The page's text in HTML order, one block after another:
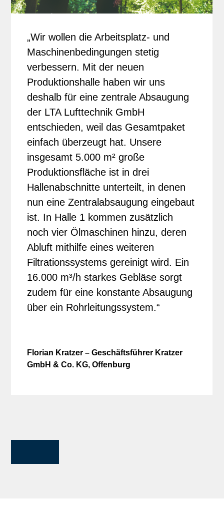
Florian Kratzer – Geschäftsführer Kratzer
GmbH & Co. KG, Offenburg
„Wir wollen die Arbeitsplatz- und
Maschinenbedingungen stetig
verbessern. Mit der neuen
Produktionshalle haben wir uns
deshalb für eine zentrale Absaugung
der LTA Lufttechnik GmbH
entschieden, weil das Gesamtpaket
einfach überzeugt hat. Unsere
insgesamt 5.000 m² große
Produktionsfläche ist in drei
Hallenabschnitte unterteilt, in denen
nun eine Zentralabsaugung eingebaut
ist. In Halle 1 kommen zusätzlich
noch vier Ölmaschinen hinzu, deren
Abluft mithilfe eines weiteren
Filtrationssystems gereinigt wird. Ein
16.000 m³/h starkes Gebläse sorgt
zudem für eine konstante Absaugung
über ein Rohrleitungssystem.“